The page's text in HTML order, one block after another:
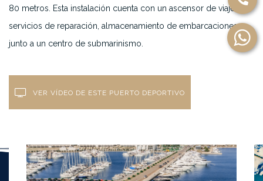
80 metros. Esta instalación cuenta con un ascensor de viaje,
servicios de reparación, almacenamiento de embarcaciones
junto a un centro de submarinismo.
VER VÍDEO DE ESTE PUERTO DEPORTIVO